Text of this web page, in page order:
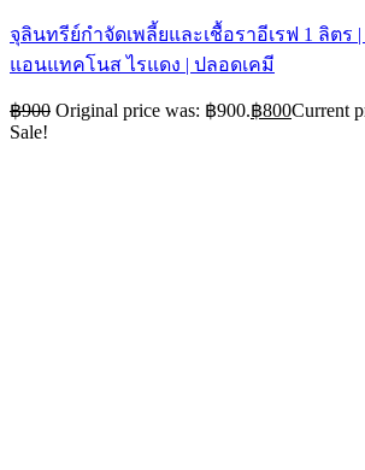
จุลินทรีย์กำจัดเพลี้ยและเชื้อราอีเรฟ 1 ลิตร
แอนแทคโนส ไรแดง | ปลอดเคมี
฿900 Original price was: ฿900.฿800Current
Sale!